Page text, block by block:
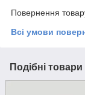
Повернення
Всі умови
Подібні товари